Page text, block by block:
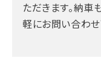
ただきます。納車
軽にお問い合わせ